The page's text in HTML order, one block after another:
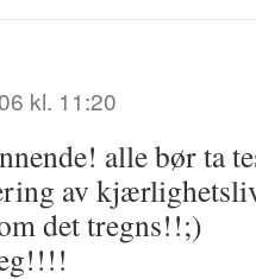
kl. 11:20
alle bør ta
av
det tregns!!;)